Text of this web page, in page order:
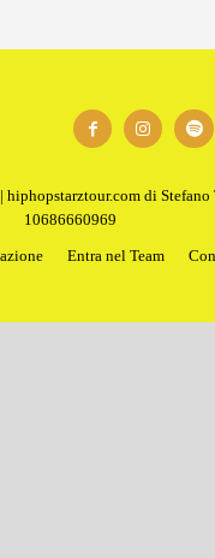
di Stefano
10686660969
Entra nel Team